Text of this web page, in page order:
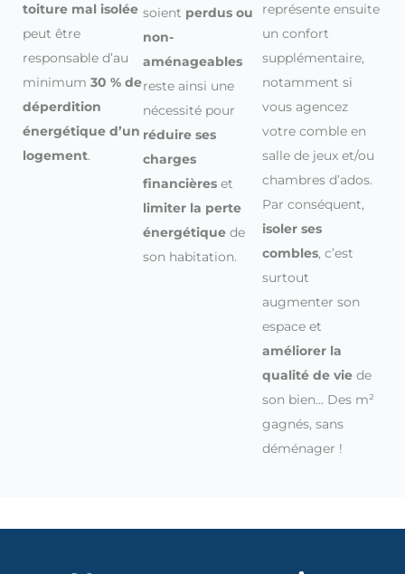
toiture mal isolée
peut être
responsable d’au
minimum 30 % de
déperdition
énergétique d’un
logement.
soient perdus ou
non-
aménageables
reste ainsi une
nécessité pour
réduire ses
charges
financièreset
limiter la perte
énergétiquede
son habitation.
représente ensuite
un confort
supplémentaire,
notamment si
vous agencez
votre comble en
salle de jeux et/ou
chambres d’ados.
Par conséquent,
isoler ses
combles, c’est
surtout
augmenter son
espace et
améliorer la
qualité de vie de
son bien… Des m²
gagnés, sans
déménager !